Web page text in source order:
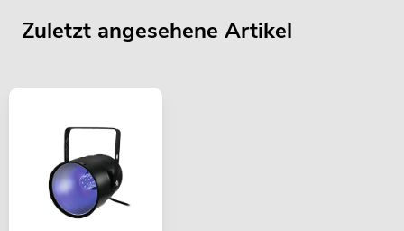
Zuletzt angesehene Artikel